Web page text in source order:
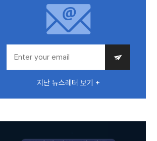
지난 뉴스레터 보기 +